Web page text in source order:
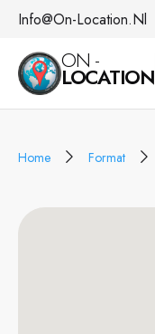
Info@on-Location.nl
ON -
LOCATION
Home Format